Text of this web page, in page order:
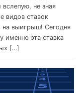
не зная
видов ставок
на выигрыш! Сегодня
именно эта ставка
[…]